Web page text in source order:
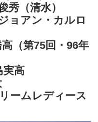
秀（清水）
ョアン・カルロ
（第75回・96年
実高
ームレディース